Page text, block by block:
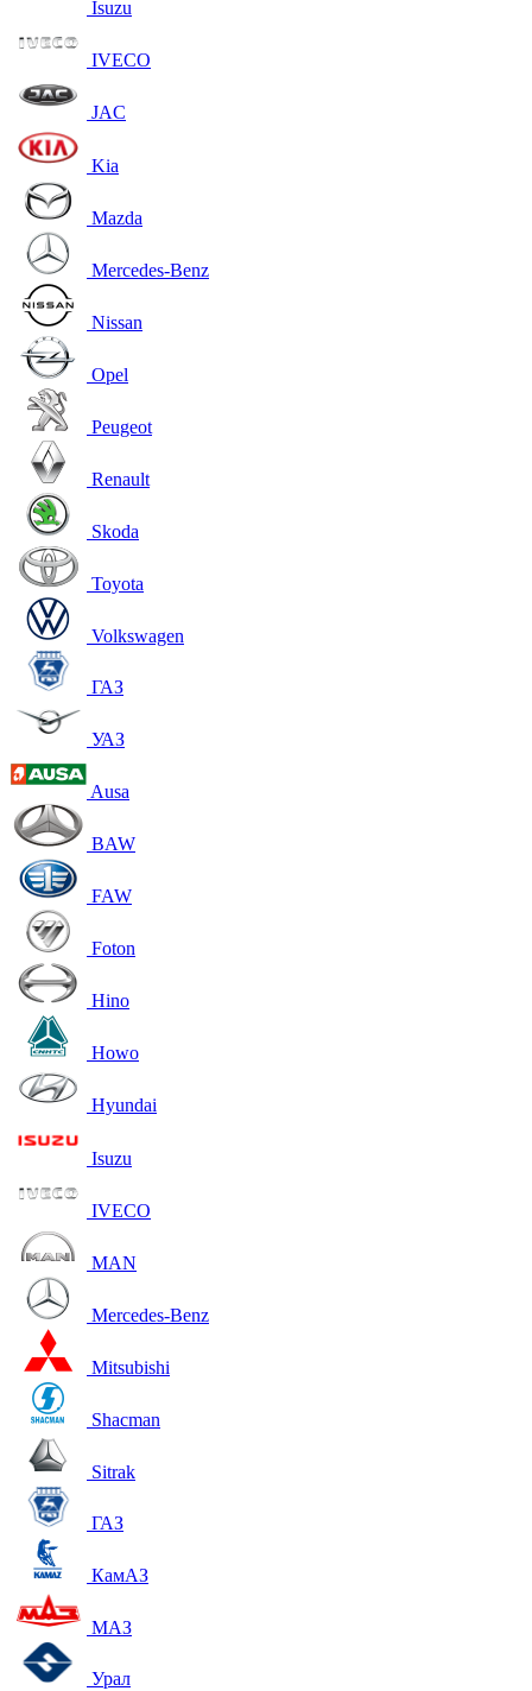
Isuzu
IVECO
JAC
Kia
Mazda
Mercedes-Benz
Nissan
Opel
Peugeot
Renault
Skoda
Toyota
Volkswagen
ГАЗ
УАЗ
Ausa
BAW
FAW
Foton
Hino
Howo
Hyundai
Isuzu
IVECO
MAN
Mercedes-Benz
Mitsubishi
Shacman
Sitrak
ГАЗ
КамАЗ
МАЗ
Урал